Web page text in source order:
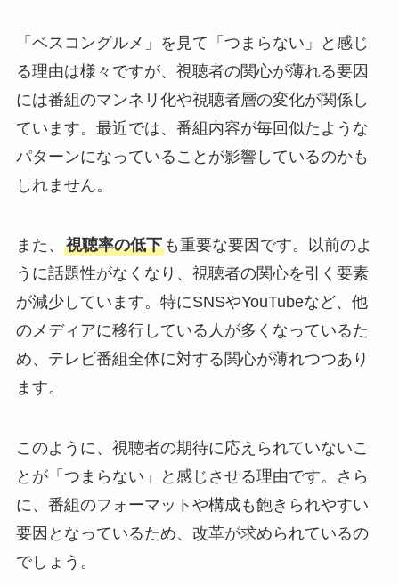
「ベスコングルメ」を見て「つまらない」と感じ
る理由は様々ですが、視聴者の関心が薄れる要因
には番組のマンネリ化や視聴者層の変化が関係し
ています。最近では、番組内容が毎回似たような
パターンになっていることが影響しているのかも
しれません。
また、 視聴率の低下も重要な要因です。以前のよ
うに話題性がなくなり、視聴者の関心を引く要素
が減少しています。特にSNSやYouTubeなど、他
のメディアに移行している人が多くなっているた
め、テレビ番組全体に対する関心が薄れつつあり
ます。
このように、視聴者の期待に応えられていないこ
とが「つまらない」と感じさせる理由です。さら
に、番組のフォーマットや構成も飽きられやすい
要因となっているため、改革が求められているの
でしょう。